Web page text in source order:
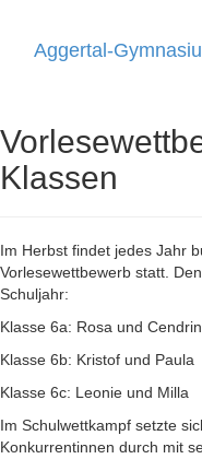
Aggertal-
Klassen
Im Herbst findet jedes Jahr
Vorlesewettbewerb statt.
Schuljahr:
Klasse 6a: Rosa und
Klasse 6b: Kristof und Paula
Klasse 6c: Leonie und Milla
Im Schulwettkampf setzte
Konkurrentinnen durch mit